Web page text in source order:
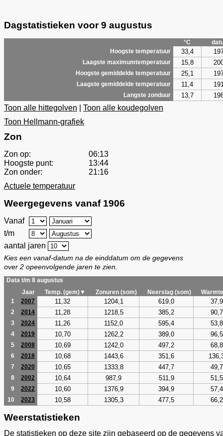
Dagstatistieken voor 9 augustus
°C
Hoogste temperatuur
33,4
Laagste maximumtemperatuur 15,8
Hoogste gemiddelde temperatuur 25,1
Laagste gemiddelde temperatuur 11,4
Langste zonduur 13,7
Toon alle hittegolven
Toon alle koudegolven
Toon Hellmann-grafiek
Zon
Zon op:
06:13
Hoogste punt:
13:44
Zon onder:
21:16
Actuele temperatuur
Weergegevens vanaf 1906
Vanaf
t/m
aantal jaren
Kies een vanaf-datum na de einddatum om de gegevens
over 2 opeenvolgende jaren te zien.
Data t/m 8 augustus
Jaar
Temp. (gem)▼ Zonuren (som) Neerslag (som)
1
2007 11,32 1204,1 619,0 37,9
2 2014 11,28 1218,5 385,2 90,7
3 2024 11,26 1152,0 595,4 53,8
4 2019 10,70 1262,2 389,0 96,5
5 2008 10,69 1242,0 497,2 68,8
6 2018 10,68 1443,6 351,6
7 2020 10,65 1333,8 447,7 49,7
8 2002 10,64 987,9 511,9 51,5
9 2022 10,60 1376,9 394,9 57,4
10 2023 10,58 1305,3 477,5 66,2
Weerstatistieken
De statistieken op deze site zijn gebaseerd op de gegevens